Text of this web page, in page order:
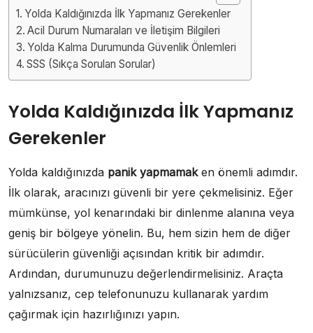
Yolda Kaldığınızda İlk Yapmanız Gerekenler
Acil Durum Numaraları ve İletişim Bilgileri
Yolda Kalma Durumunda Güvenlik Önlemleri
SSS (Sıkça Sorulan Sorular)
Yolda Kaldığınızda İlk Yapmanız
Gerekenler
Yolda kaldığınızda panik yapmamaken önemli adımdır.
İlk olarak, aracınızı güvenli bir yere çekmelisiniz. Eğer
mümkünse, yol kenarındaki bir dinlenme alanına veya
geniş bir bölgeye yönelin. Bu, hem sizin hem de diğer
sürücülerin güvenliği açısından kritik bir adımdır.
Ardından, durumunuzu değerlendirmelisiniz. Araçta
yalnızsanız, cep telefonunuzu kullanarak yardım
çağırmak için hazırlığınızı yapın.